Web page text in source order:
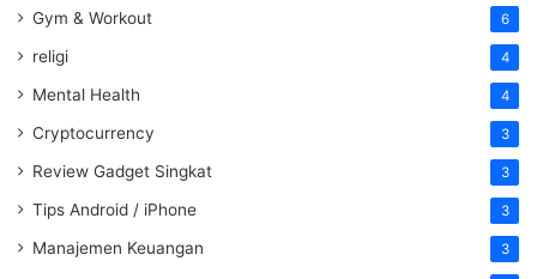
Gym & Workout 6
religi 4
Mental Health 4
Cryptocurrency 3
Review Gadget Singkat 3
Tips Android / iPhone 3
Manajemen Keuangan 3